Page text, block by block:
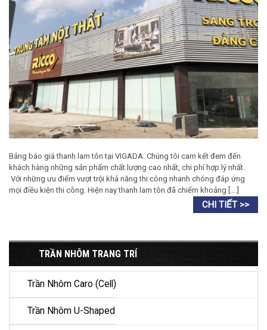
Bảng báo giá thanh lam tôn tại VIGADA. Chúng tôi cam kết đem đến
khách hàng những sản phẩm chất lượng cao nhất, chi phí hợp lý nhất.
Với những ưu điểm vượt trội khả năng thi công nhanh chóng đáp ứng
mọi điều kiện thi công. Hiện nay thanh lam tôn đã chiếm khoảng [….]
TRẦN NHÔM TRANG TRÍ
Trần Nhôm Caro (Cell)
Trần Nhôm U-Shaped